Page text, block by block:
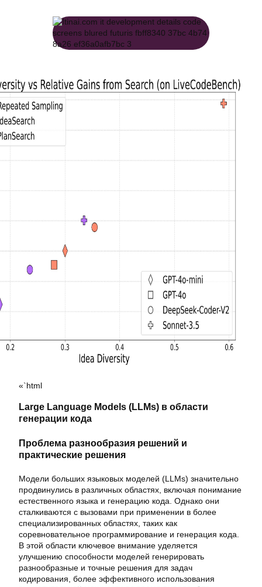
«`html
Large Language Models (LLMs) в области
генерации кода
Проблема разнообразия решений и
практические решения
Модели больших языковых моделей (LLMs) значительно
продвинулись в различных областях, включая понимание
естественного языка и генерацию кода. Однако они
сталкиваются с вызовами при применении в более
специализированных областях, таких как
соревновательное программирование и генерация кода.
В этой области ключевое внимание уделяется
улучшению способности моделей генерировать
разнообразные и точные решения для задач
кодирования, более эффективного использования